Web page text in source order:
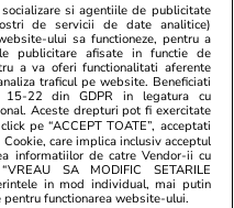
si agentiile de publicitate
de servicii de date analitice)
ului sa functioneze, pentru a
publicitare afisate in functie de
a va oferi functionalitati aferente
traficul pe website. Beneficiati
22 din GDPR in legatura cu
Aceste drepturi pot fi exercitate
pe “ACCEPT TOATE”, acceptati
care implica inclusiv acceptul
informatiilor de catre Vendor-ii cu
SA MODIFIC SETARILE
in mod individual, mai putin
functionarea website-ului.